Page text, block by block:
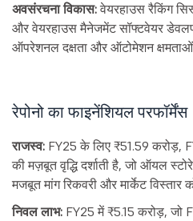
अवसंरचना विकास: वेयरहाउस रैकिंग
और वेयरहाउस मैनेजमेंट सॉफ्टवेयर
ऑपरेशनल दक्षता और ऑटोमेशन क्षमताओं
रेपोनो का फाइनेंशियल परफॉर्मेंस
राजस्व: FY25 के लिए ₹51.59 करोड़,
की मज़बूत वृद्धि दर्शाती है, जो ऑयल
मजबूत मांग रिकवरी और मार्केट विस्तार
निवल लाभ: FY25 में ₹5.15 करोड़, जो